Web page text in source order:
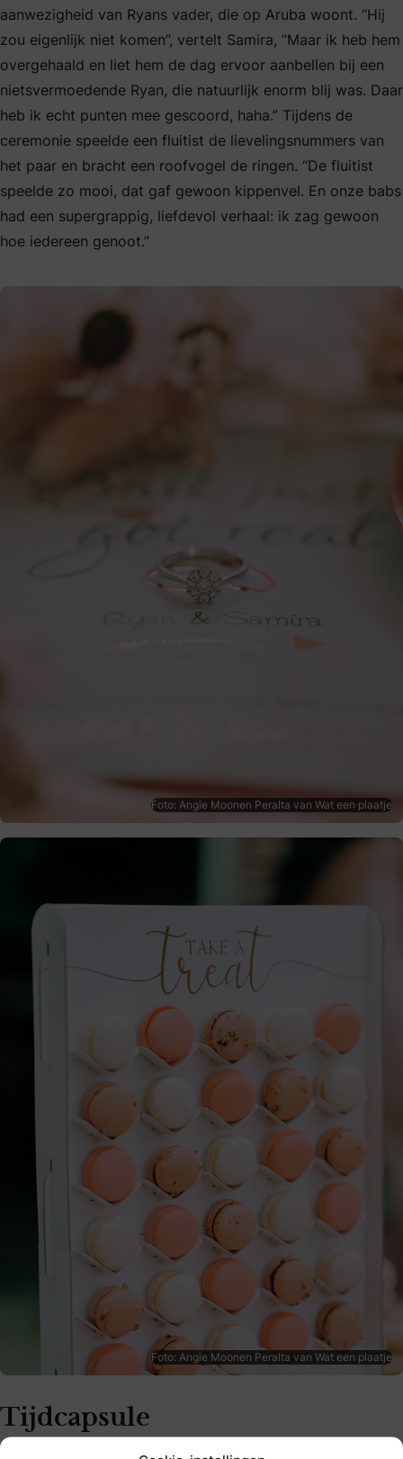
aanwezigheid van Ryans vader, die op Aruba woont. “Hij
zou eigenlijk niet komen”, vertelt Samira, “Maar ik heb hem
overgehaald en liet hem de dag ervoor aanbellen bij een
nietsvermoedende Ryan, die natuurlijk enorm blij was. Daar
heb ik echt punten mee gescoord, haha.” Tijdens de
ceremonie speelde een fluitist de lievelingsnummers van
het paar en bracht een roofvogel de ringen. “De fluitist
speelde zo mooi, dat gaf gewoon kippenvel. En onze babs
had een supergrappig, liefdevol verhaal: ik zag gewoon
hoe iedereen genoot.”
Foto: Angie Moonen Peralta van Wat een plaatje
Foto: Angie Moonen Peralta van Wat een plaatje
Tijdcapsule